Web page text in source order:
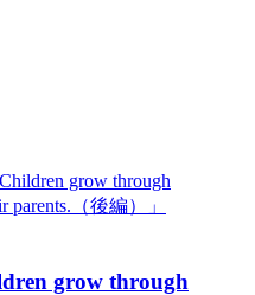
grow through